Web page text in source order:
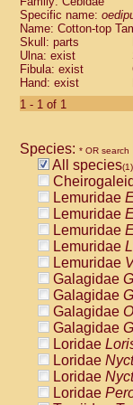
Cebidae
Cebidae
Cebidae
Cebidae
Cebidae
Cebidae
Cebidae
Cebidae
Cebidae
Cebidae
Cebidae
Cebidae
Atelidae
Atelidae
Atelidae
Atelidae
Atelidae
Atelidae
Atelidae
Atelidae
Atelidae
Atelidae
Pitheciidae
Specific name:
Name: Cotton-top
Skull: parts
Ulna: exist
Fibula: exist
Hand: exist
1 - 1 of 1
Species: * OR search
All species(1)
Lemuridae
Lemuridae
Lemuridae
Lemuridae
Lemuridae
Galagidae
Galagidae
Galagidae
Galagidae
Loridae
Loridae
Loridae
Loridae